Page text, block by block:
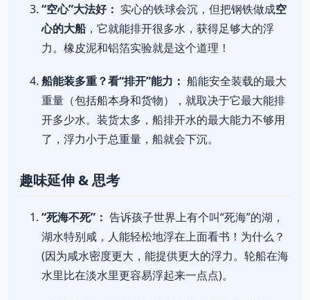
“空心”大法好： 实心的铁球会沉，但把钢铁做成空
心的大船，它就能排开很多水，获得足够大的浮
力。橡皮泥和铝箔实验就是这个道理！
船能装多重？看“排开”能力： 船能安全装载的最大
重量（包括船本身和货物），就取决于它最大能排
开多少水。装货太多，船排开水的最大能力不够用
了，浮力小于总重量，船就会下沉。
趣味延伸 & 思考
“死海不死”： 告诉孩子世界上有个叫“死海”的湖，
湖水特别咸，人能轻松地浮在上面看书！为什么？
(因为咸水密度更大，能提供更大的浮力。轮船在海
水里比在淡水里更容易浮起来一点点)。